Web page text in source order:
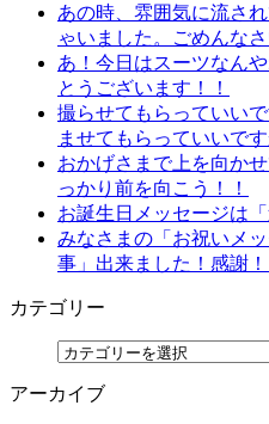
あの時、雰囲気に流さ
ゃいました。ごめんなさ
あ！今日はスーツなん
とうございます！！
撮らせてもらっていい
ませてもらっていいで
おかげさまで上を向か
っかり前を向こう！！
お誕生日メッセージは
みなさまの「お祝いメ
事」出来ました！感謝！
カテゴリー
アーカイブ